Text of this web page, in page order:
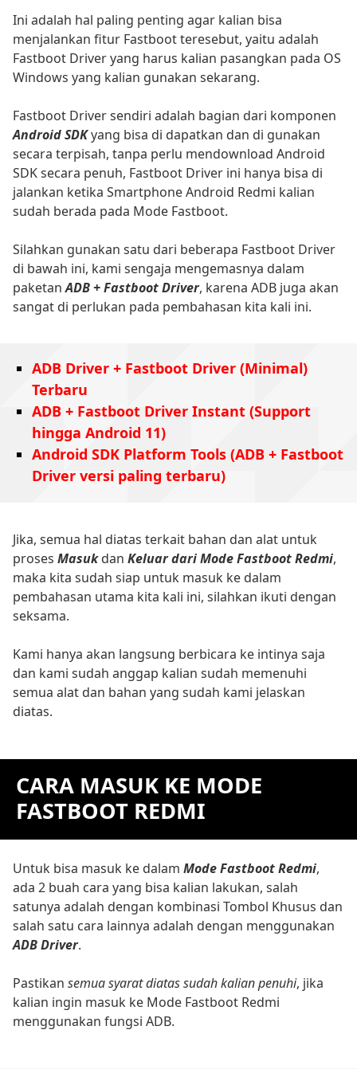
Ini adalah hal paling penting agar kalian bisa
menjalankan fitur Fastboot teresebut, yaitu adalah
Fastboot Driver yang harus kalian pasangkan pada OS
Windows yang kalian gunakan sekarang.
Fastboot Driver sendiri adalah bagian dari komponen
Android SDKyang bisa di dapatkan dan di gunakan
secara terpisah, tanpa perlu mendownload Android
SDK secara penuh, Fastboot Driver ini hanya bisa di
jalankan ketika Smartphone Android Redmi kalian
sudah berada pada Mode Fastboot.
Silahkan gunakan satu dari beberapa Fastboot Driver
di bawah ini, kami sengaja mengemasnya dalam
paketanADB + Fastboot Driver, karena ADB juga akan
sangat di perlukan pada pembahasan kita kali ini.
ADB Driver + Fastboot Driver (Minimal)
Terbaru
ADB + Fastboot Driver Instant (Support
hingga Android 11)
Android SDK Platform Tools (ADB + Fastboot
Driver versi paling terbaru)
Jika, semua hal diatas terkait bahan dan alat untuk
proses Masukdan Keluar dari Mode Fastboot Redmi,
maka kita sudah siap untuk masuk ke dalam
pembahasan utama kita kali ini, silahkan ikuti dengan
seksama.
Kami hanya akan langsung berbicara ke intinya saja
dan kami sudah anggap kalian sudah memenuhi
semua alat dan bahan yang sudah kami jelaskan
diatas.
CARA MASUK KE MODE
FASTBOOT REDMI
Untuk bisa masuk ke dalam Mode Fastboot Redmi,
ada 2 buah cara yang bisa kalian lakukan, salah
satunya adalah dengan kombinasi Tombol Khusus dan
salah satu cara lainnya adalah dengan menggunakan
ADB Driver.
Pastikan semua syarat diatas sudah kalian penuhi, jika
kalian ingin masuk ke Mode Fastboot Redmi
menggunakan fungsi ADB.